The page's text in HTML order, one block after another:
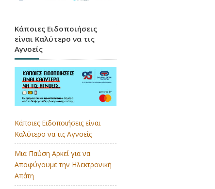
Κάποιες Ειδοποιήσεις
είναι Καλύτερο να τις
Αγνοείς
Κάποιες Ειδοποιήσεις είναι
Καλύτερο να τις Αγνοείς
Μια Παύση Αρκεί για να
Αποφύγουμε την Ηλεκτρονική
Απάτη